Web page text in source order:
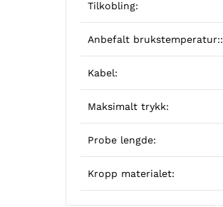
Tilkobling:
Anbefalt brukstemperatur::
Kabel:
Maksimalt trykk:
Probe lengde:
Kropp materialet: